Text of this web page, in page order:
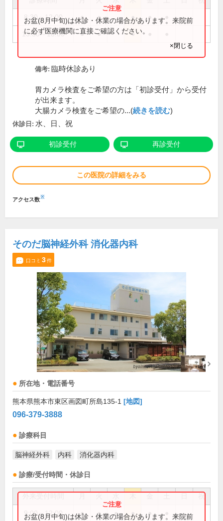
8:30～12:00 ● ● ● ●
13:30～18:00 ● ● ●
お盆(8月中旬)は休診・休業の場合があります。来院前
に必ず医療機関に直接ご確認ください。
×閉じる
備考: 臨時休診あり
胃カメラ検査をご希望の方は「初診受付」から受付
が出来ます。
大腸カメラ検査をご希望の...(続きを読む)
休診日: 水、日、祝
初診受付 再診受付
この医院の詳細をみる
アクセス数※
そのだ脳神経外科 消化器内科
口コミ 3件
所在地・電話番号
熊本県熊本市東区画図町所島135-1 [地図]
096-379-3888
診療科目
脳神経外科 内科 消化器内科
診療/受付時間・休診日
祝
9:00～12:00 ● ● ● ● ●
お盆(8月中旬)は休診・休業の場合があります。来院前